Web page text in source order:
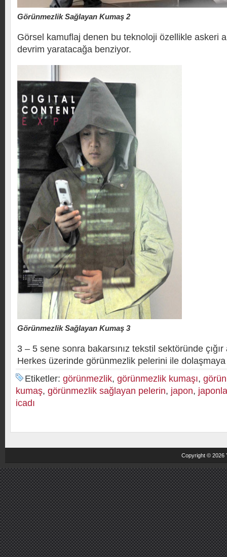
Görünmezlik Sağlayan Kumaş 2
Görsel kamuflaj denen bu teknoloji özellikle askeri
devrim yaratacağa benziyor.
Görünmezlik Sağlayan Kumaş 3
3 – 5 sene sonra bakarsınız tekstil sektöründe
Herkes üzerinde görünmezlik pelerini ile
Etiketler: görünmezlik, görünmezlik kumaşı,
kumaş, görünmezlik sağlayan pelerin, japon,
icadı
Copyright © 2026